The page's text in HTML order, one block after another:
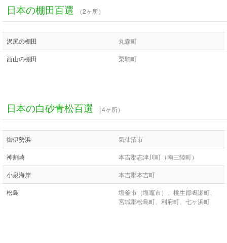
日本の棚田百選 （2ヶ所）
沢尻の棚田 丸森町
西山の棚田 栗駒町
日本の白砂青松百選 （4ヶ所）
御伊勢浜 気仙沼市
神割崎 本吉郡志津川町（南三陸町）
小泉海岸 本吉郡本吉町
松島
塩釜市（塩竈市）、桃生郡鳴瀬町、
宮城郡松島町、利府町、七ヶ浜町